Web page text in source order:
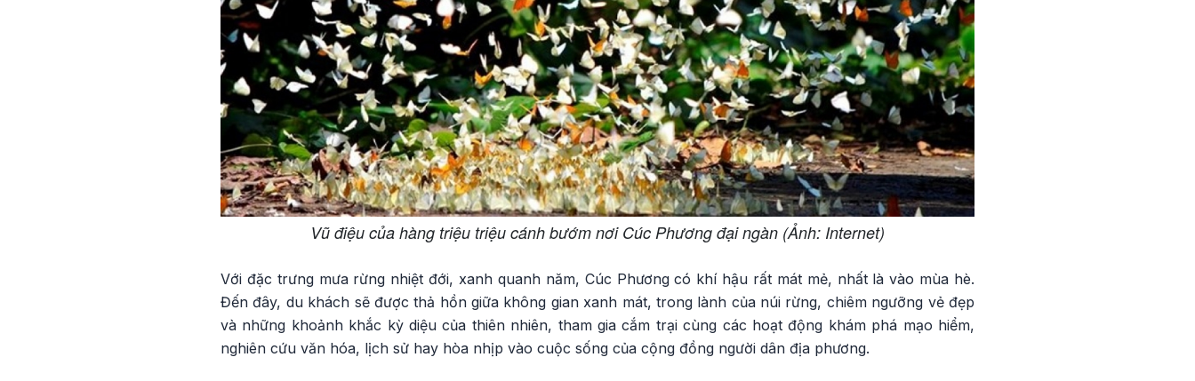
Vũ điệu của hàng triệu triệu cánh bướm nơi Cúc Phương đại ngàn (Ảnh: Internet)
Với đặc trưng mưa rừng nhiệt đới, xanh quanh năm, Cúc Phương có khí hậu rất mát mẻ, nhất là vào mùa hè.
Đến đây, du khách sẽ được thả hồn giữa không gian xanh mát, trong lành của núi rừng, chiêm ngưỡng vẻ đẹp
và những khoảnh khắc kỳ diệu của thiên nhiên, tham gia cắm trại cùng các hoạt động khám phá mạo hiểm,
nghiên cứu văn hóa, lịch sử hay hòa nhịp vào cuộc sống của cộng đồng người dân địa phương.